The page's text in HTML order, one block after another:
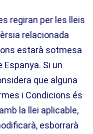
regiran per les lleis
relacionada
estarà sotmesa
Si un
que alguna
i Condicions és
la llei aplicable,
esborrarà